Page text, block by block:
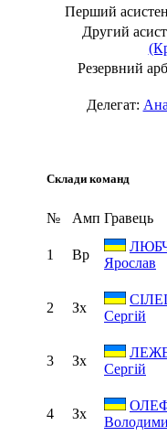
Перший
Другий
Резервний
Делегат:
Склади команд
№ Амп Гравець
1 Вр
Ярослав
2 Зх
Сергій
3 Зх
Сергій
4 Зх